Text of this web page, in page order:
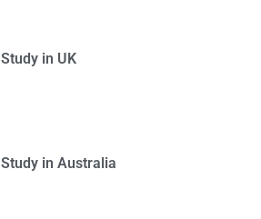
Study in UK
Study in Australia